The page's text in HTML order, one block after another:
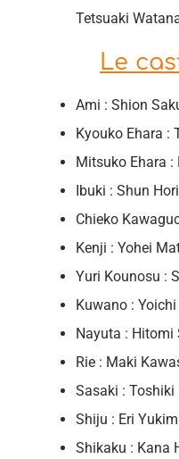
Tetsuaki
Le
Ami : Shion
Kyouko Ehara :
Mitsuko Ehara :
Ibuki : Shun
Chieko
Kenji : Yohei
Yuri Kounosu :
Kuwano :
Nayuta : Hitomi
Rie : Maki
Sasaki : Toshiki
Shiju : Eri
Shikaku : Kana